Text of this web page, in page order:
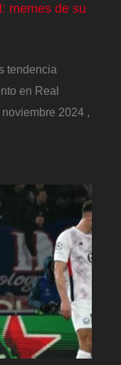
memes de su
tendencia
en Real
2024 ,